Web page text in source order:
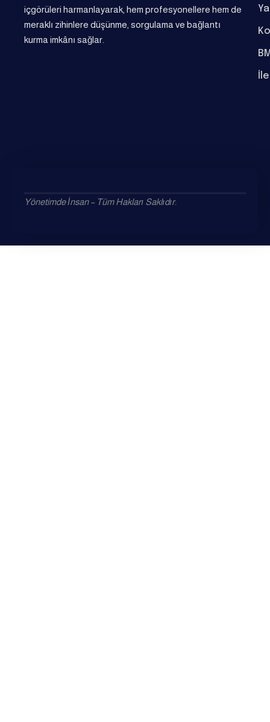
içgörüleri harmanlayarak, hem profesyonellere hem de
meraklı zihinlere düşünme, sorgulama ve bağlantı
kurma imkânı sağlar.
Yönetimde İnsan – Tüm Hakları Saklıdır.